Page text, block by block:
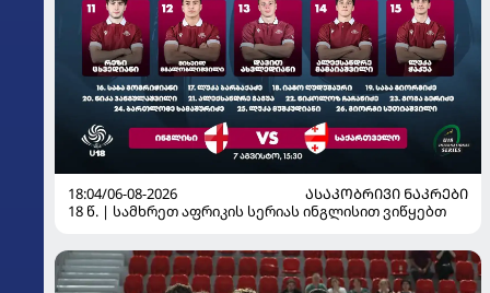
18:04/06-08-2026
ᲐᲡᲐᲙᲝᲑᲠᲘᲕᲘ ᲜᲐᲙᲠᲔᲑᲘ
18 წ. | სამხრეთ აფრიკის სერიას ინგლისით ვიწყებთ